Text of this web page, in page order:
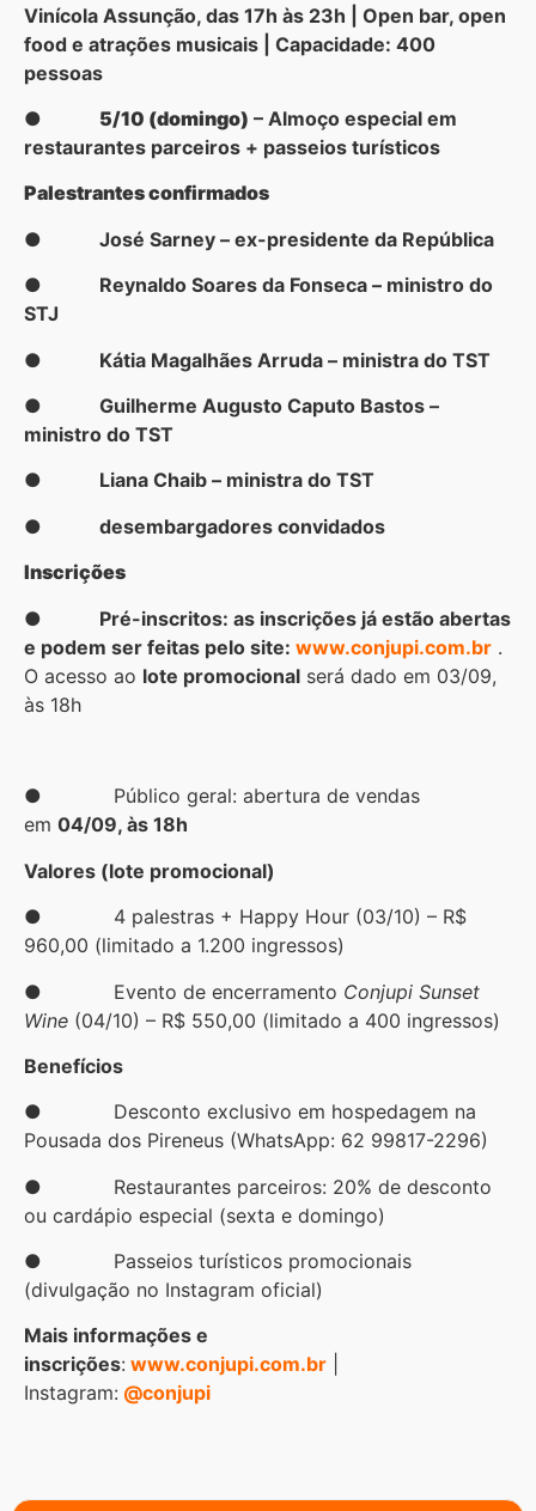
Vinícola Assunção, das 17h às 23h | Open bar, open
food e atrações musicais | Capacidade: 400
pessoas
● 5/10 (domingo) – Almoço especial em
restaurantes parceiros + passeios turísticos
Palestrantes confirmados
● José Sarney – ex-presidente da República
● Reynaldo Soares da Fonseca – ministro do
STJ
● Kátia Magalhães Arruda – ministra do TST
● Guilherme Augusto Caputo Bastos –
ministro do TST
● Liana Chaib – ministra do TST
● desembargadores convidados
Inscrições
● Pré-inscritos: as inscrições já estão abertas
e podem ser feitas pelo site: www.conjupi.com.br .
O acesso ao lote promocional será dado em 03/09,
às 18h
● Público geral: abertura de vendas
em 04/09, às 18h
Valores (lote promocional)
● 4 palestras + Happy Hour (03/10) – R$
960,00 (limitado a 1.200 ingressos)
● Evento de encerramento Conjupi Sunset
Wine (04/10) – R$ 550,00 (limitado a 400 ingressos)
Benefícios
● Desconto exclusivo em hospedagem na
Pousada dos Pireneus (WhatsApp: 62 99817-2296)
● Restaurantes parceiros: 20% de desconto
ou cardápio especial (sexta e domingo)
● Passeios turísticos promocionais
(divulgação no Instagram oficial)
Mais informações e
inscrições: www.conjupi.com.br
Instagram: @conjupi